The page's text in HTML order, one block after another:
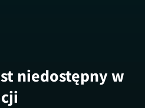
niedostępny w